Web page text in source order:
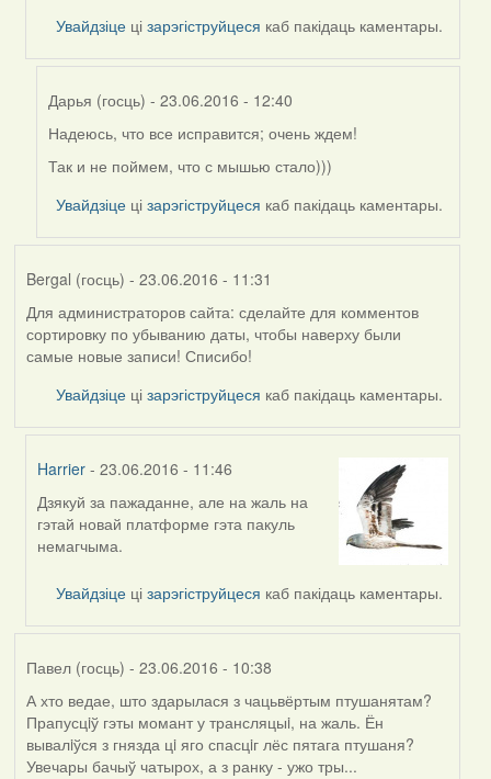
Viachaslav
Gruzdov
Увайдзіце цізарэгіструйцеся каб пакідаць каментары.
Дарья (госць) - 23.06.2016 - 12:40
In
reply
by
Harrier
Надеюсь, что все исправится; очень ждем!
Так и не поймем, что с мышью стало)))
Увайдзіце цізарэгіструйцеся каб пакідаць каментары.
Bergal (госць) - 23.06.2016 - 11:31
Для администраторов сайта: сделайте для комментов
сортировку по убыванию даты, чтобы наверху были
самые новые записи! Списибо!
Увайдзіце цізарэгіструйцеся каб пакідаць каментары.
Harrier - 23.06.2016 - 11:46
In
reply
to
Bergal
(госць)
Дзякуй за пажаданне, але на жаль на
гэтай новай платформе гэта пакуль
немагчыма.
Увайдзіце цізарэгіструйцеся каб пакідаць каментары.
Павел (госць) - 23.06.2016 - 10:38
А хто ведае, што здарылася з чацьвёртым птушанятам?
Прапусцiў гэты момант у трансляцыi, на жаль. Ён
вывалiўся з гнязда цi яго спасцiг лёс пятага птушаня?
Увечары бачыў чатырох, а з ранку - ужо тры...